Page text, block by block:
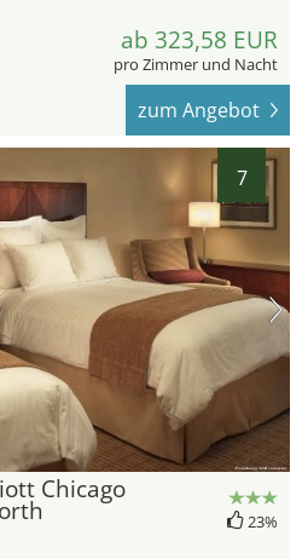
ab 323,58 EUR
pro Zimmer und Nacht
zum Angebot
7
Chicago
23%